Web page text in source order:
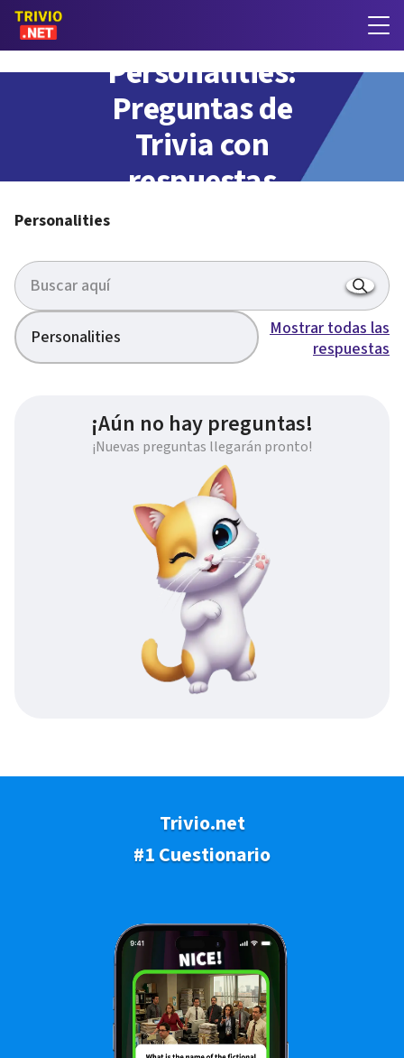
Personalities:
Preguntas de
Trivia con
respuestas
Personalities
Personalities
Mostrar todas las
respuestas
¡Aún no hay preguntas!
¡Nuevas preguntas llegarán pronto!
Trivio.net
#1 Cuestionario